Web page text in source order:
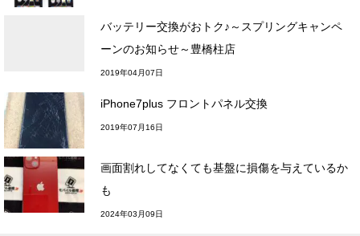
バッテリー交換がおトク♪～スプリングキャンペ
ーンのお知らせ～豊橋柱店
2019年04月07日
iPhone7plus フロントパネル交換
2019年07月16日
画面割れしてなくても基盤に損傷を与えているか
も
2024年03月09日